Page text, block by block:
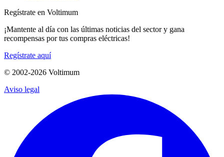
Regístrate en Voltimum
¡Mantente al día con las últimas noticias del sector y gana
recompensas por tus compras eléctricas!
Regístrate aquí
© 2002-2026 Voltimum
Aviso legal